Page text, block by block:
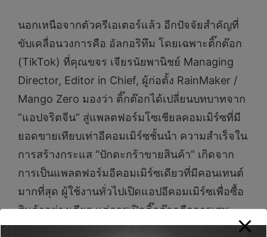
นอกเหนือจากตัวครีเอเตอร์แล้ว อีกปัจจัยสำคัญที่
ขับเคลื่อนวงการคือ อัลกอริทึม โดยเฉพาะติ๊กต๊อก
(TikTok) ที่คุณขจร เจียรนัยพานิชย์ Managing
Director, Editor in Chief, ผู้ก่อตั้ง RainMaker /
Mango Zero มองว่า ติ๊กต๊อกได้เปลี่ยนบทบาทจาก
“แอปจริตจีน” สู่แพลตฟอร์มโซเชียลคอมเมิร์ซที่มี
ยอดขายเทียบเท่าอีคอมเมิร์ซชั้นนำ ความสำเร็จใน
การสร้างกระแส “ปักตะกร้าขายสินค้า” เกิดจาก
การเป็นแพลตฟอร์มอีคอมเมิร์ซเดียวที่มีคอนเทนต์
มากที่สุด ผู้ใช้งานทั่วไปเปิดแอปอีคอมเมิร์ซเพื่อซื้อ
สินค้าอย่างเดียว แต่การเปิดติ๊กต๊อกคือการเสพ
คอนเทนต์ ซึ่งมีการขายสินค้าแทรกอยู่ภายใน